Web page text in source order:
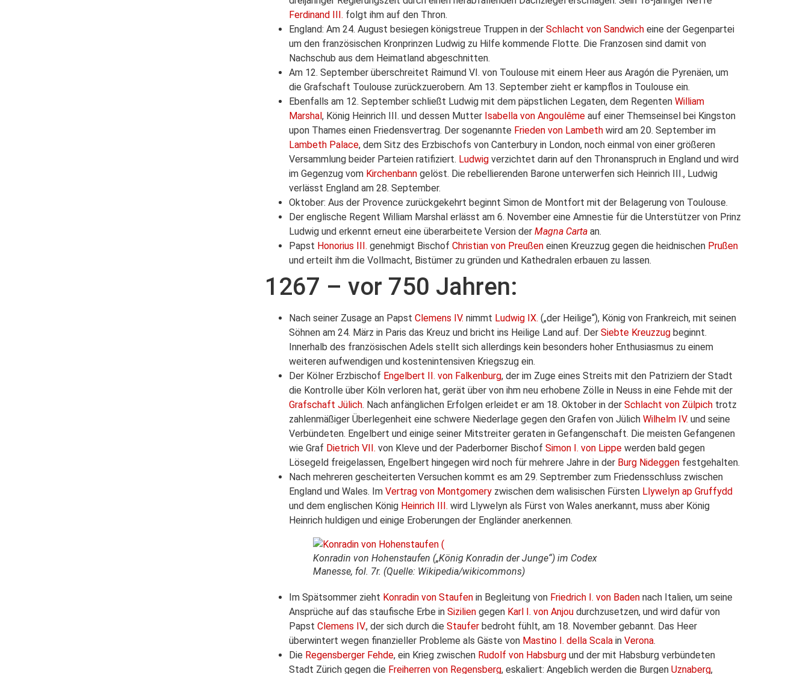
Ferdinand III. folgt ihm auf den Thron.
England: Am 24. August besiegen königstreue Truppen in derSchlacht von Sandwich eine der Gegenpartei
um den französischen Kronprinzen Ludwig zu Hilfe kommende Flotte. Die Franzosen sind damit von
Nachschub aus dem Heimatland abgeschnitten.
Am 12. September überschreitet Raimund VI. von Toulouse mit einem Heer aus Aragón die Pyrenäen, um
die Grafschaft Toulouse zurückzuerobern. Am 13. September zieht er kampflos in Toulouse ein.
Ebenfalls am 12. September schließt Ludwig mit dem päpstlichen Legaten, dem RegentenWilliam
Marshal, König Heinrich III. und dessen Mutter Isabella von Angoulême auf einer Themseinsel bei Kingston
upon Thames einen Friedensvertrag. Der sogenannte Frieden von Lambeth wird am 20. September im
Lambeth Palace, dem Sitz des Erzbischofs von Canterbury in London, noch einmal von einer größeren
Versammlung beider Parteien ratifiziert. Ludwig verzichtet darin auf den Thronanspruch in England und wird
im Gegenzug vom Kirchenbann gelöst. Die rebellierenden Barone unterwerfen sich Heinrich III., Ludwig
verlässt England am 28. September.
Oktober: Aus der Provence zurückgekehrt beginnt Simon de Montfort mit der Belagerung von Toulouse.
Der englische Regent William Marshal erlässt am 6. November eine Amnestie für die Unterstützer von Prinz
Ludwig und erkennt erneut eine überarbeitete Version derMagna Carta an.
Papst Honorius III. genehmigt BischofChristian von Preußen einen Kreuzzug gegen die heidnischen Prußen
und erteilt ihm die Vollmacht, Bistümer zu gründen und Kathedralen erbauen zu lassen.
1267 – vor 750 Jahren:
Nach seiner Zusage an PapstClemens IV. nimmt Ludwig IX. („der Heilige“), König von Frankreich, mit seinen
Söhnen am 24. März in Paris das Kreuz und bricht ins Heilige Land auf. DerSiebte Kreuzzug beginnt.
Innerhalb des französischen Adels stellt sich allerdings kein besonders hoher Enthusiasmus zu einem
weiteren aufwendigen und kostenintensiven Kriegszug ein.
Der Kölner Erzbischof Engelbert II. von Falkenburg, der im Zuge eines Streits mit den Patriziern der Stadt
die Kontrolle über Köln verloren hat, gerät über von ihm neu erhobene Zölle in Neuss in eine Fehde mit der
Grafschaft Jülich. Nach anfänglichen Erfolgen erleidet er am 18. Oktober in derSchlacht von Zülpich trotz
zahlenmäßiger Überlegenheit eine schwere Niederlage gegen den Grafen von JülichWilhelm IV. und seine
Verbündeten. Engelbert und einige seiner Mitstreiter geraten in Gefangenschaft. Die meisten Gefangenen
wie Graf Dietrich VII. von Kleve und der Paderborner BischofSimon I. von Lippe werden bald gegen
Lösegeld freigelassen, Engelbert hingegen wird noch für mehrere Jahre in der Burg Nideggen festgehalten.
Nach mehreren gescheiterten Versuchen kommt es am 29. Septrember zum Friedensschluss zwischen
England und Wales. ImVertrag von Montgomery zwischen dem walisischen Fürsten Llywelyn ap Gruffydd
und dem englischen König Heinrich III. wird Llywelyn als Fürst von Wales anerkannt, muss aber König
Heinrich huldigen und einige Eroberungen der Engländer anerkennen.
Konradin von Hohenstaufen („König Konradin der Junge“) im Codex
Manesse, fol. 7r. (Quelle: Wikipedia/wikicommons)
Im Spätsommer zieht Konradin von Staufen in Begleitung von Friedrich I. von Baden nach Italien, um seine
Ansprüche auf das staufische Erbe inSizilien gegen Karl I. von Anjou durchzusetzen, und wird dafür von
PapstClemens IV., der sich durch dieStaufer bedroht fühlt, am 18. November gebannt. Das Heer
überwintert wegen finanzieller Probleme als Gäste von Mastino I. della Scala inVerona.
Die Regensberger Fehde, ein Krieg zwischen Rudolf von Habsburg und der mit Habsburg verbündeten
Stadt Zürich gegen die Freiherren von Regensberg, eskaliert: Angeblich werden die BurgenUznaberg,